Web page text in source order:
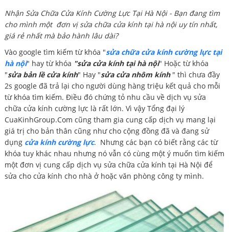
Nhận Sửa Chữa Cửa Kính Cường Lực Tại Hà Nội - Bạn đang tìm
cho mình một đơn vị sửa chữa cửa kính tại hà nội uy tín nhất,
giá rẻ nhất mà bảo hành lâu dài?
Vào google tìm kiếm từ khóa "sửa chữa cửa kính cường lực tại
hà nội" hay từ khóa "sửa cửa kính tại hà nội" Hoặc từ khóa
"sửa bản lề cửa kính" Hay "sửa cửa nhôm kính" thì chưa đầy
2s google đã trả lại cho người dùng hàng triệu kết quả cho mỗi
từ khóa tìm kiếm. Điều đó chứng tỏ nhu cầu về dịch vụ sửa
chữa cửa kính cường lực là rất lớn. Vì vậy Tổng đại lý
CuaKinhGroup.Com cũng tham gia cung cấp dịch vụ mang lại
giá trị cho bản thân cũng như cho cộng đồng đã và đang sử
dụng cửa kính cường lực. Nhưng các bạn có biết rằng các từ
khóa tuy khác nhau nhưng nó vẫn có cùng một ý muốn tìm kiếm
một đơn vị cung cấp dịch vụ sửa chữa cửa kính tại Hà Nội để
sửa cho cửa kính cho nhà ở hoặc văn phòng công ty mình.